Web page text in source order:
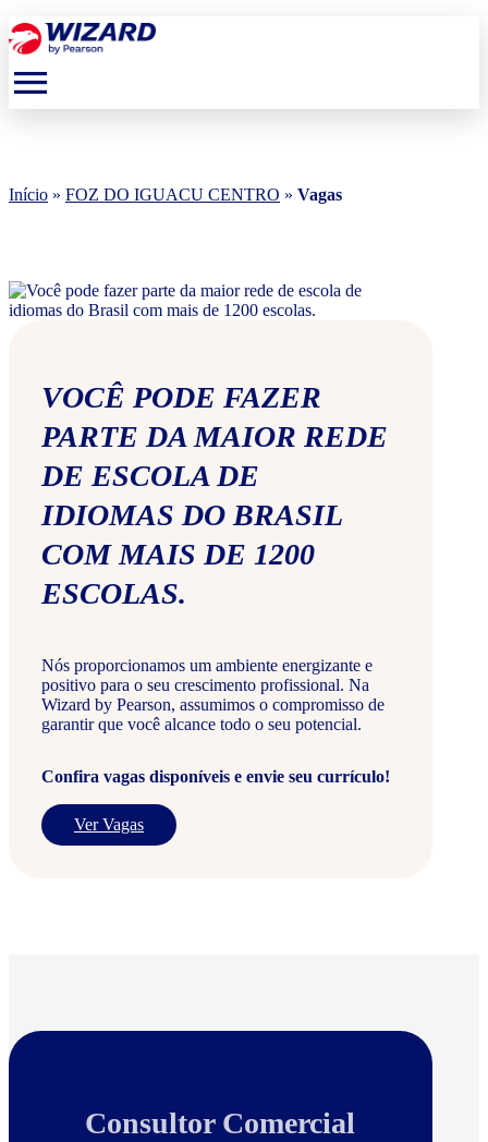
menu
Início » FOZ DO IGUACU CENTRO » Vagas
VOCÊ PODE FAZER
PARTE DA MAIOR REDE
DE ESCOLA DE
IDIOMAS DO BRASIL
COM MAIS DE 1200
ESCOLAS.
Nós proporcionamos um ambiente energizante e
positivo para o seu crescimento profissional. Na
Wizard by Pearson, assumimos o compromisso de
garantir que você alcance todo o seu potencial.
Confira vagas disponíveis e envie seu currículo!
Ver Vagas
Consultor Comercial